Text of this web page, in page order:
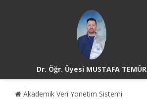
Dr. Öğr. Üyesi MUSTAFA TEMÜR
Akademik Veri Yönetim Sistemi